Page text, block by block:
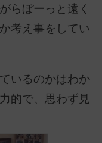
らぼーっと遠く
考え事をしてい
いるのかはわか
的で、思わず見